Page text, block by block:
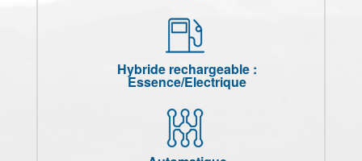
Hybride rechargeable :
Essence/Electrique